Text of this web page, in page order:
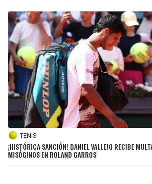
TENIS
¡HISTÓRICA SANCIÓN! DANIEL VALLEJO RECIBE
MISÓGINOS EN ROLAND GARROS